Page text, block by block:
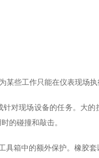
某些工作只能在仪表现场
对现场设备的任务。大
的碰撞和敲击。
具箱中的额外保护。橡胶